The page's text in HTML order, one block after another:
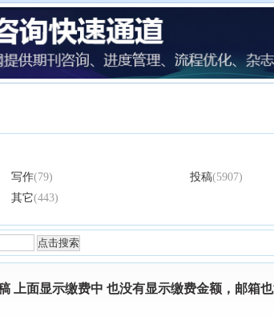
写作(79) 投稿(5907)
其它(443)
上面显示缴费中 也没有显示缴费金额，邮箱